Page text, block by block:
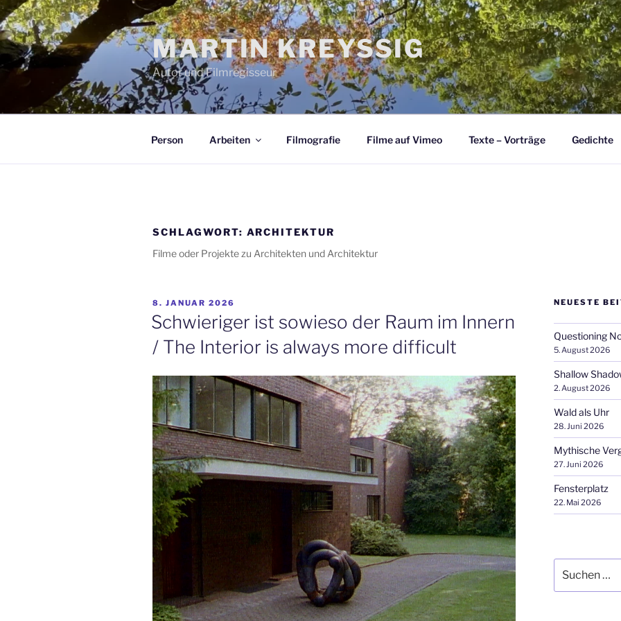
Zum
Inhalt
springen
MARTIN KREYSSIG
Autor und Filmregisseur
Person Arbeiten Filmografie Filme auf Vimeo Texte – Vorträge Gedichte
SCHLAGWORT: ARCHITEKTUR
Filme oder Projekte zu Architekten und Architektur
VERÖFFENTLICHT
AM
8. JANUAR 2026
Schwieriger ist sowieso der Raum im Innern
/ The Interior is always more difficult
NEUESTE
Questioning
5. August 2026
Shallow
2. August 2026
Wald als Uhr
28. Juni 2026
Mythische
27. Juni 2026
Fensterplatz
22. Mai 2026
nach: